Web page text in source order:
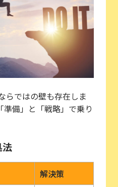
らではの壁も存在しま
備」と「戦略」で乗り
法
解決策